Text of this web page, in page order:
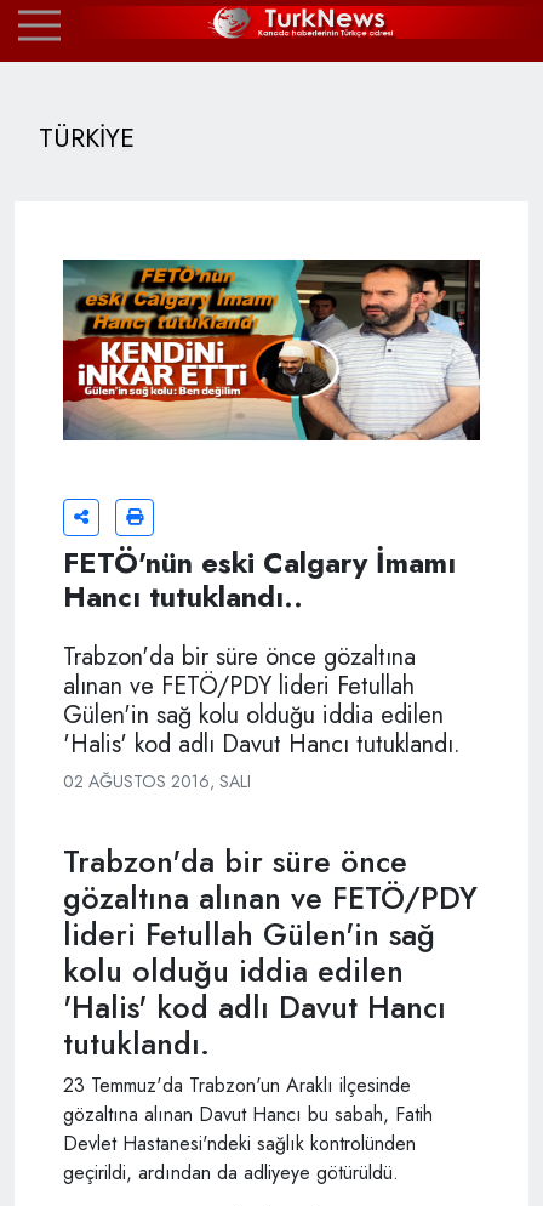
TÜRKİYE
FETÖ'nün eski Calgary İmamı
Hancı tutuklandı..
Trabzon'da bir süre önce gözaltına
alınan ve FETÖ/PDY lideri Fetullah
Gülen'in sağ kolu olduğu iddia edilen
'Halis' kod adlı Davut Hancı tutuklandı.
02 AĞUSTOS 2016, SALI
Trabzon'da bir süre önce
gözaltına alınan ve FETÖ/PDY
lideri Fetullah Gülen'in sağ
kolu olduğu iddia edilen
'Halis' kod adlı Davut Hancı
tutuklandı.
23 Temmuz'da Trabzon'un Araklı ilçesinde
gözaltına alınan Davut Hancı bu sabah, Fatih
Devlet Hastanesi'ndeki sağlık kontrolünden
geçirildi, ardından da adliyeye götürüldü.